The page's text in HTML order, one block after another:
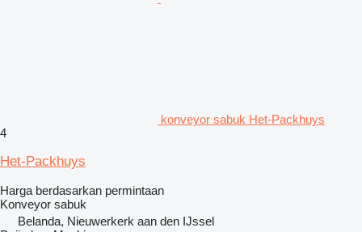
konveyor sabuk Het-Packhuys
4
Het-Packhuys
Harga berdasarkan permintaan
Konveyor sabuk
Belanda, Nieuwerkerk aan den IJssel